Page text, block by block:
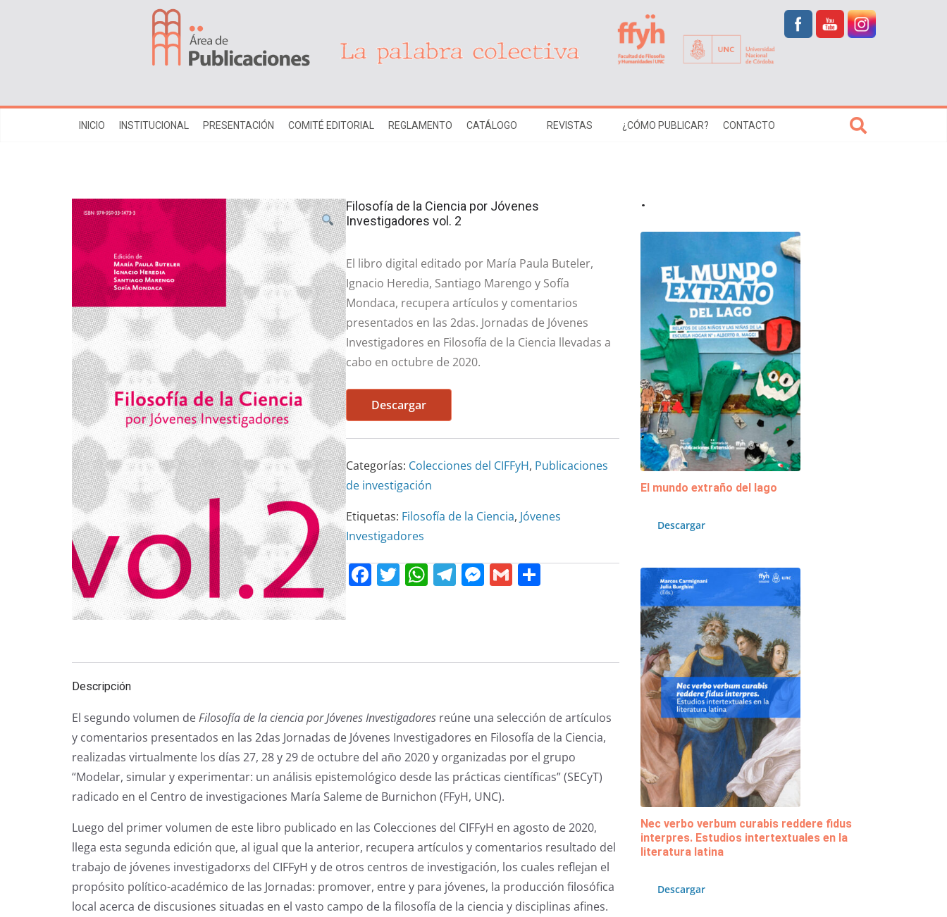
INICIO INSTITUCIONAL PRESENTACIÓN COMITÉ EDITORIAL REGLAMENTO CATÁLOGO REVISTAS ¿CÓMO PUBLICAR? CONTACTO
Filosofía de la Ciencia por Jóvenes
Investigadores vol. 2
El libro digital editado por María Paula Buteler,
Ignacio Heredia, Santiago Marengo y Sofía
Mondaca, recupera artículos y comentarios
presentados en las 2das. Jornadas de Jóvenes
Investigadores en Filosofía de la Ciencia llevadas a
cabo en octubre de 2020.
Descargar
Categorías: Colecciones del CIFFyH, Publicaciones
de investigación
Etiquetas: Filosofía de la Ciencia, Jóvenes
Investigadores
F
b
o
k
T W
A
p
T
a
M
n
er
G C
ar
Descripción
El segundo volumen deFilosofía de la ciencia por Jóvenes Investigadores reúne una selección de artículos
y comentarios presentados en las 2das Jornadas de Jóvenes Investigadores en Filosofía de la Ciencia,
realizadas virtualmente los días 27, 28 y 29 de octubre del año 2020 y organizadas por el grupo
“Modelar, simular y experimentar: un análisis epistemológico desde las prácticas científicas” (SECyT)
radicado en el Centro de investigaciones María Saleme de Burnichon (FFyH, UNC).
Luego del primer volumen de este libro publicado en las Colecciones del CIFFyH en agosto de 2020,
llega esta segunda edición que, al igual que la anterior, recupera artículos y comentarios resultado del
trabajo de jóvenes investigadorxs del CIFFyH y de otros centros de investigación, los cuales reflejan el
propósito político-académico de las Jornadas: promover, entre y para jóvenes, la producción filosófica
local acerca de discusiones situadas en el vasto campo de la filosofía de la ciencia y disciplinas afines.
.
El mundo extraño del lago
Descargar
Nec verbo verbum curabis reddere fidus
interpres. Estudios intertextuales en la
literatura latina
Descargar